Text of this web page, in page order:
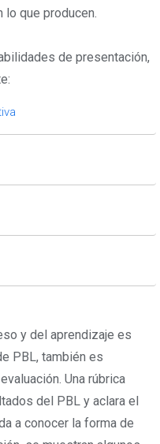
que producen.
de presentación,
y del aprendizaje es
PBL, también es
Una rúbrica
del PBL y aclara el
a conocer la forma de